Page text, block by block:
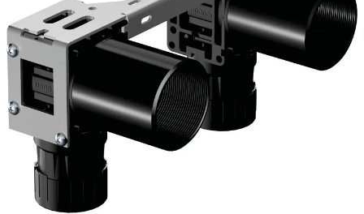
Uponor smart aqua plus
veggboks q&e m7a nkb
dr 15-rp1/2"ft
289
Uponor aqua plus albue
m/avstengning pl/dr
1/2"mt-3/8mt, cap
70mm, l=85mm